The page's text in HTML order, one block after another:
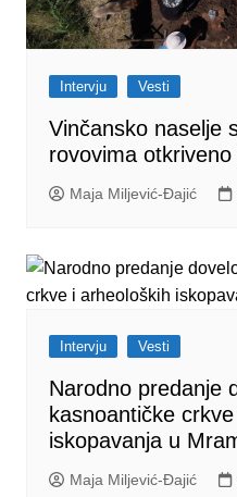
Intervju Vesti
Vinčansko naselje
rovovima
Maja Miljević-Đajić
Intervju Vesti
Narodno predanje
kasnoantičke
iskopavanja u
Maja Miljević-Đajić